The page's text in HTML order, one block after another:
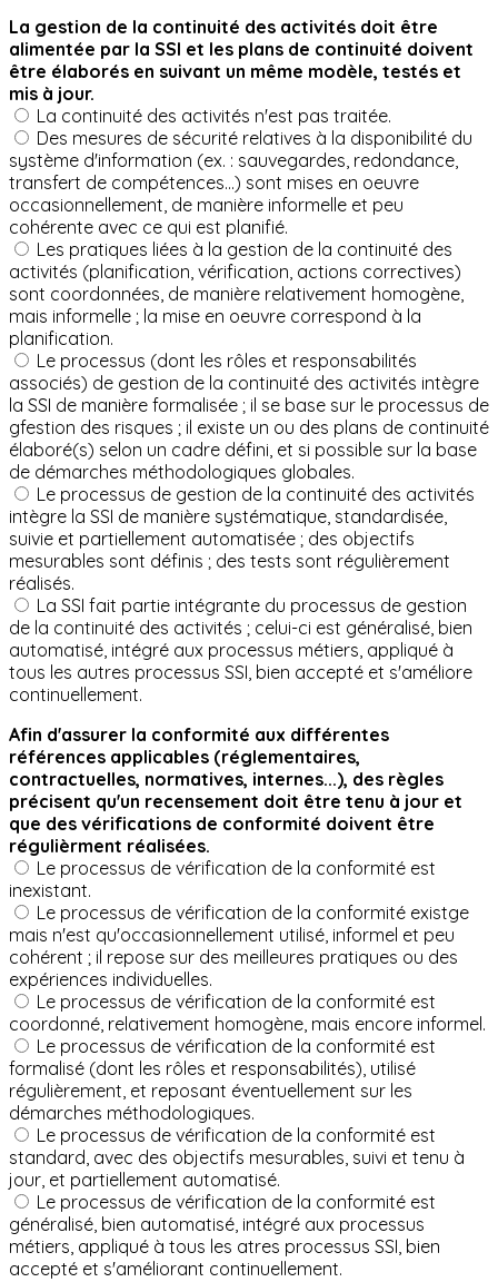
La gestion de la continuité des activités doit être
alimentée par la SSI et les plans de continuité doivent
être élaborés en suivant un même modèle, testés et
mis à jour.
La continuité des activités n'est pas traitée.
Des mesures de sécurité relatives à la disponibilité du
système d'information (ex. : sauvegardes, redondance,
transfert de compétences...) sont mises en oeuvre
occasionnellement, de manière informelle et peu
cohérente avec ce qui est planifié.
Les pratiques liées à la gestion de la continuité des
activités (planification, vérification, actions correctives)
sont coordonnées, de manière relativement homogène,
mais informelle ; la mise en oeuvre correspond à la
planification.
Le processus (dont les rôles et responsabilités
associés) de gestion de la continuité des activités intègre
la SSI de manière formalisée ; il se base sur le processus de
gfestion des risques ; il existe un ou des plans de continuité
élaboré(s) selon un cadre défini, et si possible sur la base
de démarches méthodologiques globales.
Le processus de gestion de la continuité des activités
intègre la SSI de manière systématique, standardisée,
suivie et partiellement automatisée ; des objectifs
mesurables sont définis ; des tests sont régulièrement
réalisés.
La SSI fait partie intégrante du processus de gestion
de la continuité des activités ; celui-ci est généralisé, bien
automatisé, intégré aux processus métiers, appliqué à
tous les autres processus SSI, bien accepté et s'améliore
continuellement.
Afin d'assurer la conformité aux différentes
références applicables (réglementaires,
contractuelles, normatives, internes...), des règles
précisent qu'un recensement doit être tenu à jour et
que des vérifications de conformité doivent être
régulièrment réalisées.
Le processus de vérification de la conformité est
inexistant.
Le processus de vérification de la conformité existge
mais n'est qu'occasionnellement utilisé, informel et peu
cohérent ; il repose sur des meilleures pratiques ou des
expériences individuelles.
Le processus de vérification de la conformité est
coordonné, relativement homogène, mais encore informel.
Le processus de vérification de la conformité est
formalisé (dont les rôles et responsabilités), utilisé
régulièrement, et reposant éventuellement sur les
démarches méthodologiques.
Le processus de vérification de la conformité est
standard, avec des objectifs mesurables, suivi et tenu à
jour, et partiellement automatisé.
Le processus de vérification de la conformité est
généralisé, bien automatisé, intégré aux processus
métiers, appliqué à tous les atres processus SSI, bien
accepté et s'améliorant continuellement.